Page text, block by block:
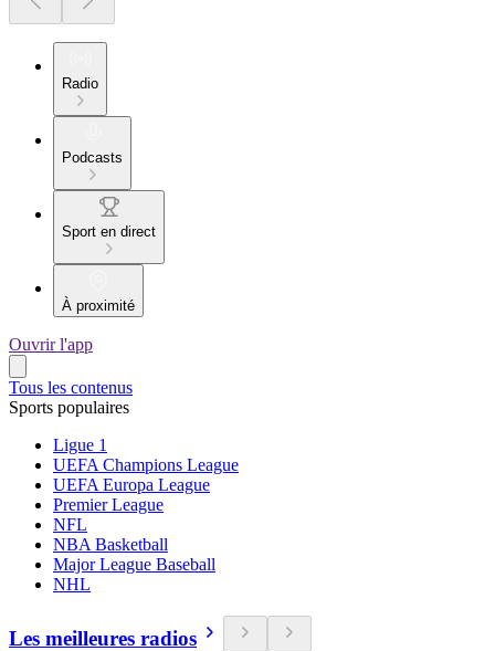
Radio
Podcasts
Sport en direct
À proximité
Ouvrir l'app
Tous les contenus
Sports populaires
Ligue 1
UEFA Champions League
UEFA Europa League
Premier League
NFL
NBA Basketball
Major League Baseball
NHL
Les meilleures radios